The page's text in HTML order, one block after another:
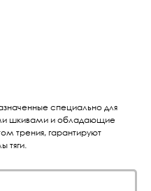
специально для
шкивами и обладающие
трения, гарантируют
тяги.